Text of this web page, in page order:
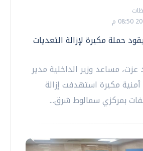
حملة مكبرة لإزالة التعديات
عزت، مساعد وزير الداخلية مدير
أمنية مكبرة استهدفت إزالة
بمركزي سمالوط شرق...